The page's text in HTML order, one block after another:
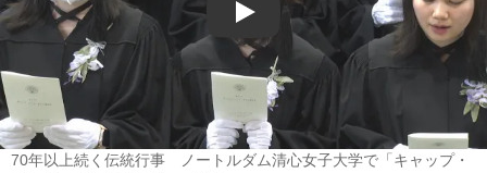
Play
70年以上続く伝統行事 ノートルダム清心女子大学で「キャップ・